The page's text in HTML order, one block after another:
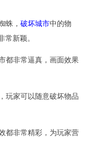
蛛， 破坏城市中的物
常新颖。
都非常逼真，画面效果
玩家可以随意破坏物品
都非常精彩，为玩家营